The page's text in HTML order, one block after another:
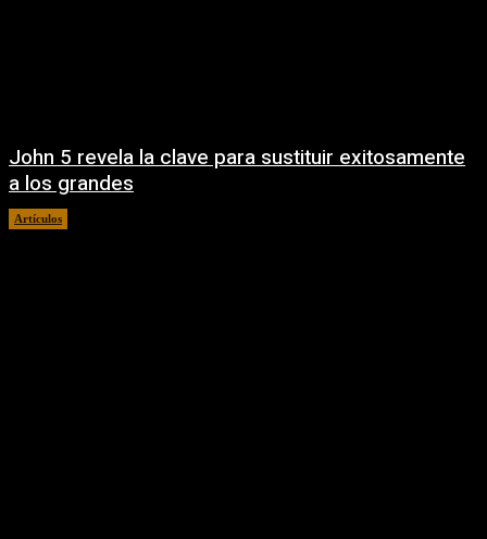
John 5 revela la clave para sustituir exitosamente
a los grandes
Artículos